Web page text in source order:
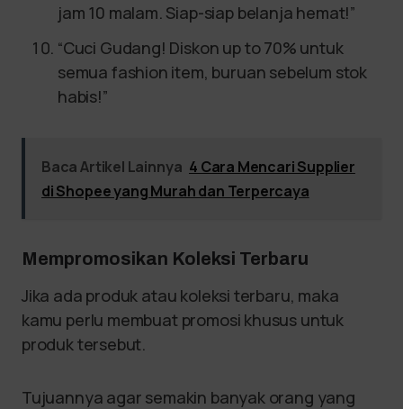
jam 10 malam. Siap-siap belanja hemat!”
“Cuci Gudang! Diskon up to 70% untuk
semua fashion item, buruan sebelum stok
habis!”
Baca Artikel Lainnya 4 Cara Mencari Supplier
di Shopee yang Murah dan Terpercaya
Mempromosikan Koleksi Terbaru
Jika ada produk atau koleksi terbaru, maka
kamu perlu membuat promosi khusus untuk
produk tersebut.
Tujuannya agar semakin banyak orang yang